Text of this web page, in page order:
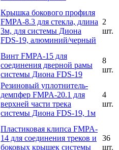
Крышка бокового профиля
FMPA-8.3 для стекла, длина
3м, для системы Диона
FDS-19, алюминий/черный
2
шт.
Винт FMPA-15 для
соединения дверной рамы
системы Диона FDS-19
8
шт.
Резиновый уплотнитель-
демпфер FMPA-20.1 для
верхней части трека
системы Диона FDS-19, 1м
4
шт.
Пластиковая клипса FMPA-
14 для соединения треков и
боковых крышек системы
36
шт.